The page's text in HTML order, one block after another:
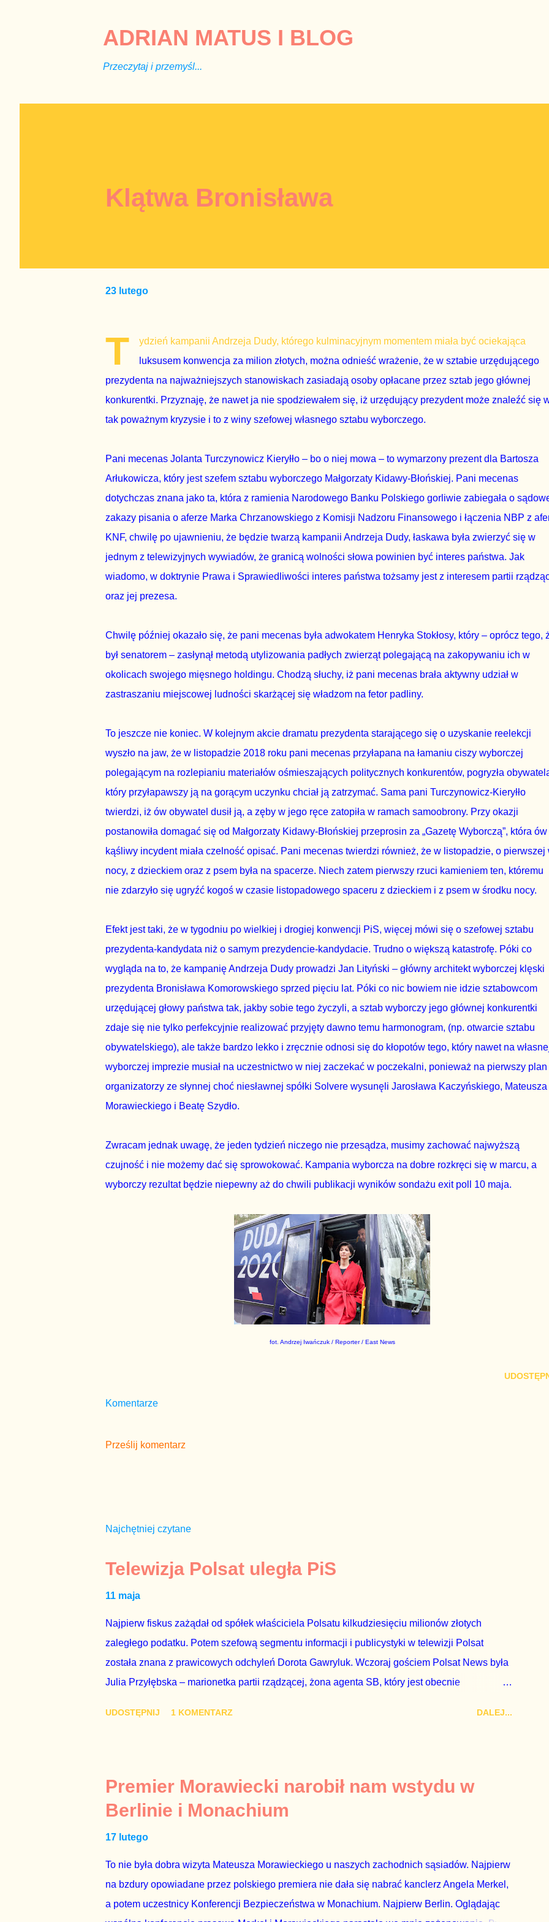
ADRIAN MATUS I BLOG
Przeczytaj i przemyśl...
Klątwa Bronisława
23 lutego
T
ydzień kampanii Andrzeja Dudy, którego kulminacyjnym momentem miała być ociekająca
luksusem konwencja za milion złotych, można odnieść wrażenie, że w sztabie urzędującego
prezydenta na najważniejszych stanowiskach zasiadają osoby opłacane przez sztab jego głównej
konkurentki. Przyznaję, że nawet ja nie spodziewałem się, iż urzędujący prezydent może znaleźć się
tak poważnym kryzysie i to z winy szefowej własnego sztabu wyborczego.
Pani mecenas Jolanta Turczynowicz Kieryłło – bo o niej mowa – to wymarzony prezent dla Bartosza
Arłukowicza, który jest szefem sztabu wyborczego Małgorzaty Kidawy-Błońskiej. Pani mecenas
dotychczas znana jako ta, która z ramienia Narodowego Banku Polskiego gorliwie zabiegała o
zakazy pisania o aferze Marka Chrzanowskiego z Komisji Nadzoru Finansowego i łączenia NBP z
KNF, chwilę po ujawnieniu, że będzie twarzą kampanii Andrzeja Dudy, łaskawa była zwierzyć się w
jednym z telewizyjnych wywiadów, że granicą wolności słowa powinien być interes państwa. Jak
wiadomo, w doktrynie Prawa i Sprawiedliwości interes państwa tożsamy jest z interesem partii
oraz jej prezesa.
Chwilę później okazało się, że pani mecenas była adwokatem Henryka Stokłosy, który – oprócz tego,
był senatorem – zasłynął metodą utylizowania padłych zwierząt polegającą na zakopywaniu ich w
okolicach swojego mięsnego holdingu. Chodzą słuchy, iż pani mecenas brała aktywny udział w
zastraszaniu miejscowej ludności skarżącej się władzom na fetor padliny.
To jeszcze nie koniec. W kolejnym akcie dramatu prezydenta starającego się o uzyskanie reelekcji
wyszło na jaw, że w listopadzie 2018 roku pani mecenas przyłapana na łamaniu ciszy wyborczej
polegającym na rozlepianiu materiałów ośmieszających politycznych konkurentów, pogryzła
który przyłapawszy ją na gorącym uczynku chciał ją zatrzymać. Sama pani Turczynowicz-Kieryłło
twierdzi, iż ów obywatel dusił ją, a zęby w jego ręce zatopiła w ramach samoobrony. Przy okazji
postanowiła domagać się od Małgorzaty Kidawy-Błońskiej przeprosin za „Gazetę Wyborczą”, która ów
kąśliwy incydent miała czelność opisać. Pani mecenas twierdzi również, że w listopadzie, o pierwszej
nocy, z dzieckiem oraz z psem była na spacerze. Niech zatem pierwszy rzuci kamieniem ten, któremu
nie zdarzyło się ugryźć kogoś w czasie listopadowego spaceru z dzieckiem i z psem w środku nocy.
Efekt jest taki, że w tygodniu po wielkiej i drogiej konwencji PiS, więcej mówi się o szefowej sztabu
prezydenta-kandydata niż o samym prezydencie-kandydacie. Trudno o większą katastrofę. Póki co
wygląda na to, że kampanię Andrzeja Dudy prowadzi Jan Lityński – główny architekt wyborczej klęski
prezydenta Bronisława Komorowskiego sprzed pięciu lat. Póki co nic bowiem nie idzie sztabowcom
urzędującej głowy państwa tak, jakby sobie tego życzyli, a sztab wyborczy jego głównej konkurentki
zdaje się nie tylko perfekcyjnie realizować przyjęty dawno temu harmonogram, (np. otwarcie sztabu
obywatelskiego), ale także bardzo lekko i zręcznie odnosi się do kłopotów tego, który nawet na
wyborczej imprezie musiał na uczestnictwo w niej zaczekać w poczekalni, ponieważ na pierwszy plan
organizatorzy ze słynnej choć niesławnej spółki Solvere wysunęli Jarosława Kaczyńskiego, Mateusza
Morawieckiego i Beatę Szydło.
Zwracam jednak uwagę, że jeden tydzień niczego nie przesądza, musimy zachować najwyższą
czujność i nie możemy dać się sprowokować. Kampania wyborcza na dobre rozkręci się w marcu, a
wyborczy rezultat będzie niepewny aż do chwili publikacji wyników sondażu exit poll 10 maja.
fot. Andrzej Iwańczuk / Reporter / East News
Komentarze
Prześlij komentarz
Najchętniej czytane
Telewizja Polsat uległa PiS
11 maja
Najpierw fiskus zażądał od spółek właściciela Polsatu kilkudziesięciu milionów złotych
zaległego podatku. Potem szefową segmentu informacji i publicystyki w telewizji Polsat
została znana z prawicowych odchyleń Dorota Gawryluk. Wczoraj gościem Polsat News była
Julia Przyłębska – marionetka partii rządzącej, żona agenta SB, który jest obecnie
z TVP i TVN nie dorastają do pięt. Smutne, że znowu dał się złamać partii Jarosława
Kaczyńskiego. Znowu, bo w 2007 roku też tak się stało. Na kilka tygodni przed
przedterminowymi wyborami parlamentarnymi do biur Solorza politycy PiS wysłali Agencję
Bezpieczeństwa Wewnętrznego, a kilka dni później...
UDOSTĘPNIJ 1 KOMENTARZ DALEJ...
Premier Morawiecki narobił nam wstydu w
Berlinie i Monachium
17 lutego
To nie była dobra wizyta Mateusza Morawieckiego u naszych zachodnich sąsiadów. Najpierw
na bzdury opowiadane przez polskiego premiera nie dała się nabrać kanclerz Angela Merkel,
a potem uczestnicy Konferencji Bezpieczeństwa w Monachium. Najpierw Berlin. Oglądając